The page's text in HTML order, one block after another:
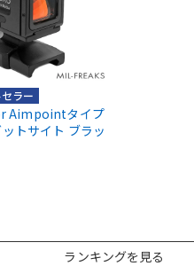
ラー
Aimpointタイプ
トサイト ブラッ
ランキングを見る